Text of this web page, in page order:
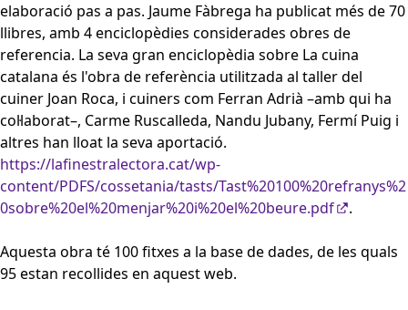
elaboració pas a pas. Jaume Fàbrega ha publicat més de 70
llibres, amb 4 enciclopèdies considerades obres de
referencia. La seva gran enciclopèdia sobre La cuina
catalana és l'obra de referència utilitzada al taller del
cuiner Joan Roca, i cuiners com Ferran Adrià –amb qui ha
col·laborat–, Carme Ruscalleda, Nandu Jubany, Fermí Puig i
altres han lloat la seva aportació.
https://lafinestralectora.cat/wp-
content/PDFS/cossetania/tasts/Tast%20100%20refranys%2
0sobre%20el%20menjar%20i%20el%20beure.pdf
.
Aquesta obra té 100 fitxes a la base de dades, de les quals
95 estan recollides en aquest web.